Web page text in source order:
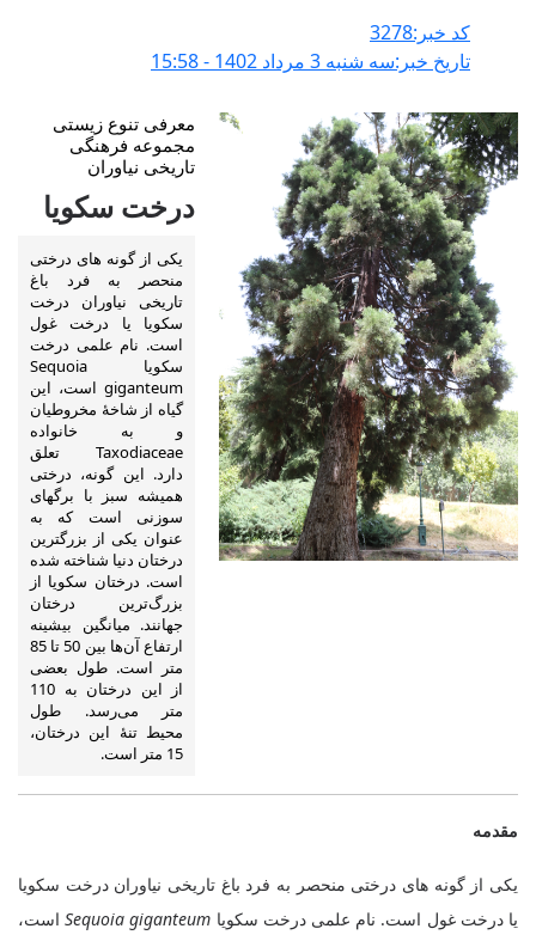
کد خبر:3278
تاریخ خبر:سه شنبه 3 مرداد 1402 - 15:58
معرفی تنوع زیستی
مجموعه فرهنگی
تاریخی نیاوران
درخت سکویا
یکی از گونه های درختی
منحصر به فرد باغ
تاریخی نیاوران درخت
سکویا یا درخت غول
است. نام علمی درخت
سکویا Sequoia
giganteum است، این
گیاه از شاخهٔ مخروطیان
و به خانواده
Taxodiaceae تعلق
دارد. این گونه، درختی
همیشه سبز با برگهای
سوزنی است که به
عنوان یکی از بزرگترین
درختان دنیا شناخته شده
است. درختان سکویا از
بزرگ‌ترین درختان
جهانند. میانگین بیشینه
ارتفاع آن‌ها بین 50 تا 85
متر است. طول بعضی
از این درختان به 110
متر می‌رسد. طول
محیط تنهٔ این درختان،
15 متر است.
مقدمه
یکی از گونه های درختی منحصر به فرد باغ تاریخی نیاوران درخت سکویا
یا درخت غول است. نام علمی درخت سکویا Sequoia giganteumاست،